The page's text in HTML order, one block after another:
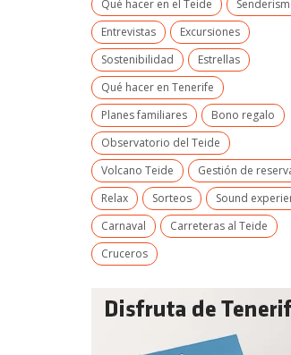
Qué hacer en el Teide
Entrevistas
Excursiones
Sostenibilidad
Estrellas
Qué hacer en Tenerife
Planes familiares
Bono regalo
Observatorio del Teide
Volcano Teide
Gestión de
Relax
Sorteos
Sound
Carnaval
Carreteras al Teide
Cruceros